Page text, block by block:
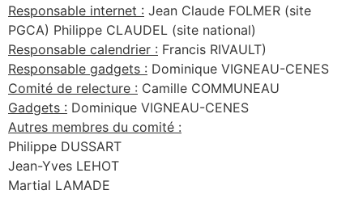
Responsable internet : Jean Claude FOLMER (site
PGCA) Philippe CLAUDEL (site national)
Responsable calendrier : Francis RIVAULT)
Responsable gadgets : Dominique VIGNEAU-CENES
Comité de relecture : Camille COMMUNEAU
Gadgets : Dominique VIGNEAU-CENES
Autres membres du comité :
Philippe DUSSART
Jean-Yves LEHOT
Martial LAMADE